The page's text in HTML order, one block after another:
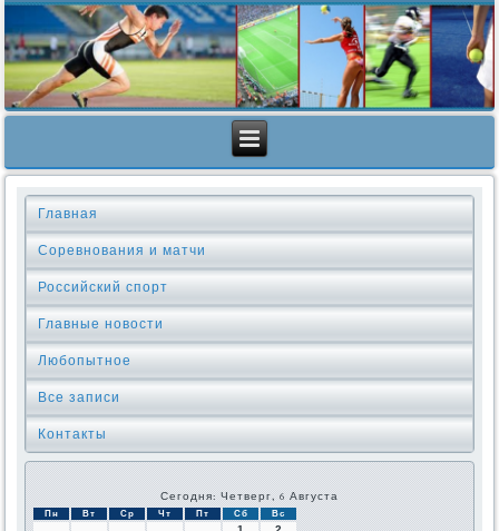
Главная
Соревнования и матчи
Российский спорт
Главные новости
Любопытное
Все записи
Контакты
Сегодня: Четверг, 6 Августа
Пн Вт Ср Чт Пт Сб Вс